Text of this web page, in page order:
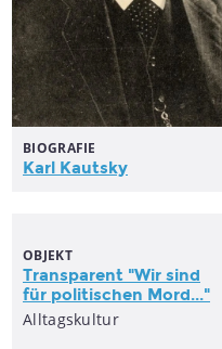
BIOGRAFIE
Karl Kautsky
OBJEKT
Transparent "Wir sind
für politischen Mord..."
Alltagskultur